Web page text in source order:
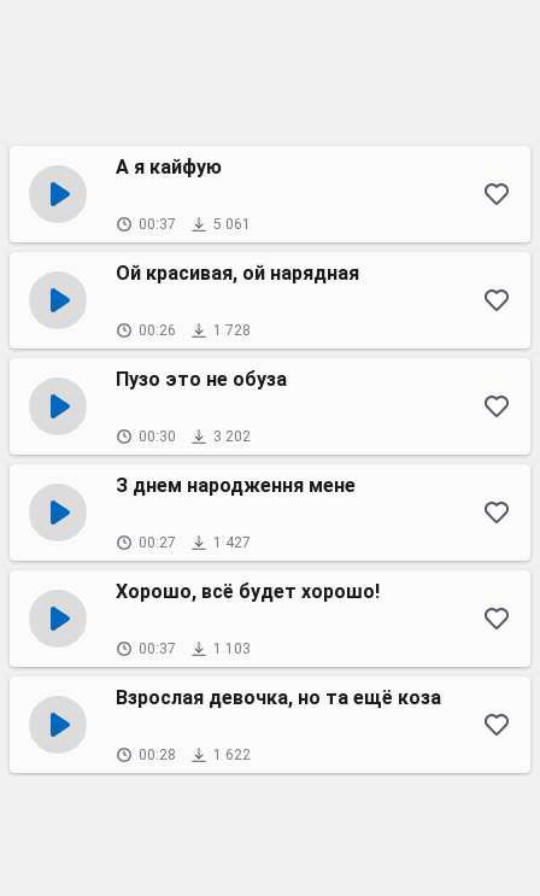
А я кайфую
00:37 5 061
Ой красивая, ой нарядная
00:26 1 728
Пузо это не обуза
00:30 3 202
З днем народження мене
00:27 1 427
Хорошо, всё будет хорошо!
00:37 1 103
Взрослая девочка, но та ещё коза
00:28 1 622